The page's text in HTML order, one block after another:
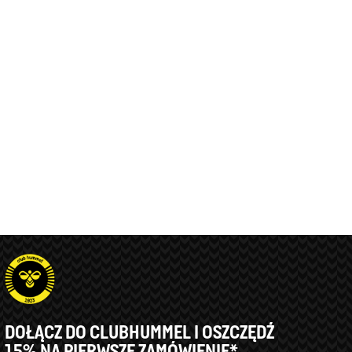
DOŁĄCZ DO CLUBHUMMEL I OSZCZĘDŹ